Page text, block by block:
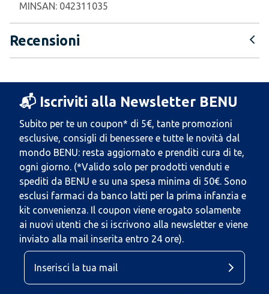
MINSAN: 042311035
Recensioni
📬 Iscriviti alla Newsletter BENU
Subito per te un coupon* di 5€, tante promozioni
esclusive, consigli di benessere e tutte le novità dal
mondo BENU: resta aggiornato e prenditi cura di te,
ogni giorno. (*Valido solo per prodotti venduti e
spediti da BENU e su una spesa minima di 50€. Sono
esclusi farmaci da banco latti per la prima infanzia e
kit convenienza. Il coupon viene erogato solamente
ai nuovi utenti che si iscrivono alla newsletter e viene
inviato alla mail inserita entro 24 ore).